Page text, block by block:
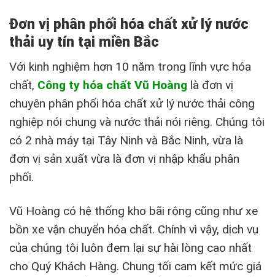
Đơn vị phân phối hóa chất xử lý nước
thải uy tín tại miền Bắc
Với kinh nghiệm hơn 10 năm trong lĩnh vực hóa
chất, Công ty hóa chất Vũ Hoàng là đơn vị
chuyên phân phối hóa chất xử lý nước thải công
nghiệp nói chung và nước thải nói riêng. Chúng tôi
có 2 nhà máy tại Tây Ninh và Bắc Ninh, vừa là
đơn vị sản xuất vừa là đơn vị nhập khẩu phân
phối.
Vũ Hoàng có hệ thống kho bãi rộng cũng như xe
bồn xe vận chuyển hóa chất. Chính vì vậy, dịch vụ
của chúng tôi luôn đem lại sự hài lòng cao nhất
cho Quý Khách Hàng. Chung tối cam kết mức giá